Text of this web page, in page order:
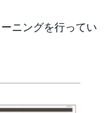
ニングを行ってい